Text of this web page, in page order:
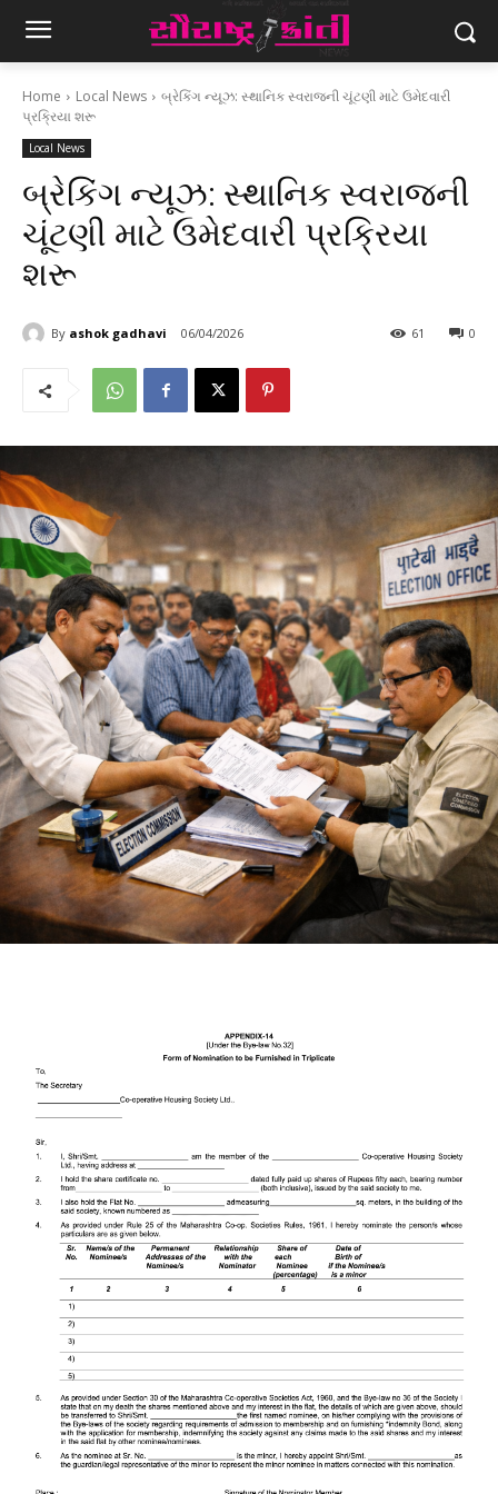
Home Local News
બ્રેકિંગ ન્યૂઝ: સ્થાનિક સ્વરાજની ચૂંટણી માટે ઉમેદવારી
પ્રક્રિયા શરૂ
Local News
બ્રેકિંગ ન્યૂઝ: સ્થાનિક સ્વરાજની
ચૂંટણી માટે ઉમેદવારી પ્રક્રિયા
શરૂ
By ashok gadhavi 06/04/2026 0
61